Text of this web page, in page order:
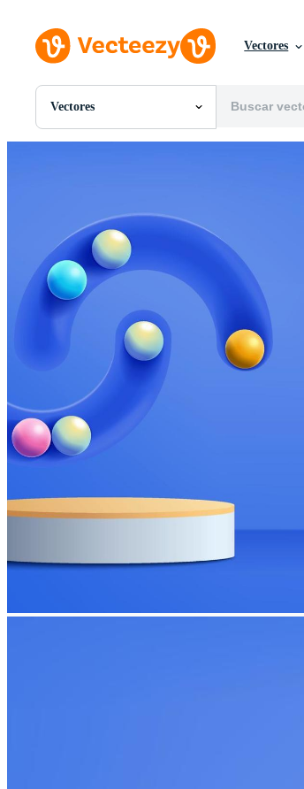
Vectores
Vectores
Todas Imágenes
Plantillas
Vectores
Videos
Gráficos en Movimiento
Imágenes Editoriales
Eventos Editoriales